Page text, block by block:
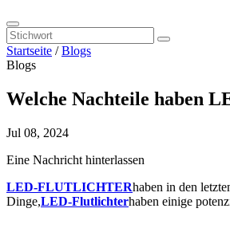
Startseite /Blogs
Blogs
Welche Nachteile haben
Jul 08, 2024
Eine Nachricht hinterlassen
LED-FLUTLICHTERhaben in den
Dinge,LED-Flutlichterhaben einige